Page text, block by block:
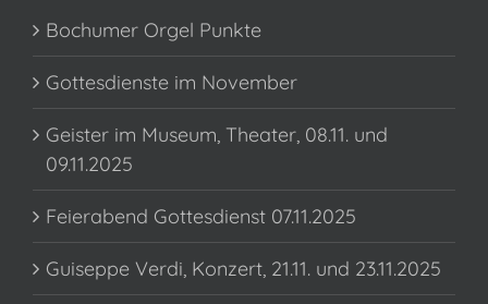
Bochumer Orgel Punkte
Gottesdienste im November
Geister im Museum, Theater, 08.11. und
09.11.2025
Feierabend Gottesdienst 07.11.2025
Guiseppe Verdi, Konzert, 21.11. und 23.11.2025